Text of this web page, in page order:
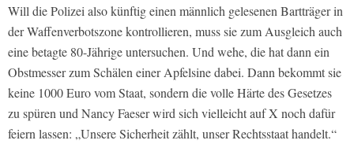
Will die Polizei also künftig einen männlich gelesenen Bartträger in
der Waffenverbotszone kontrollieren, muss sie zum Ausgleich auch
eine betagte 80-Jährige untersuchen. Und wehe, die hat dann ein
Obstmesser zum Schälen einer Apfelsine dabei. Dann bekommt sie
keine 1000 Euro vom Staat, sondern die volle Härte des Gesetzes
zu spüren und Nancy Faeser wird sich vielleicht auf X noch dafür
feiern lassen: „Unsere Sicherheit zählt, unser Rechtsstaat handelt.“